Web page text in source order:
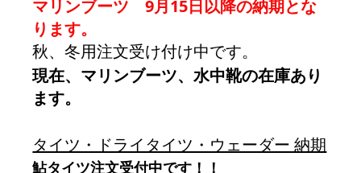
マリンブーツ　9月15日以降の納期とな
ります。
秋、冬用注文受け付け中です。
現在、マリンブーツ、水中靴の在庫あり
ます。
タイツ・ドライタイツ・ウェーダー 納期
鮎タイツ注文受付中です！！